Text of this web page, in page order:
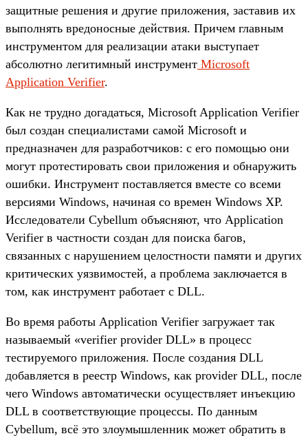
защитные решения и другие приложения, заставив их
выполнять вредоносные действия. Причем главным
инструментом для реализации атаки выступает
абсолютно легитимный инструмент Microsoft
Application Verifier.
Как не трудно догадаться, Microsoft Application Verifier
был создан специалистами самой Microsoft и
предназначен для разработчиков: с его помощью они
могут протестировать свои приложения и обнаружить
ошибки. Инструмент поставляется вместе со всеми
версиями Windows, начиная со времен Windows XP.
Исследователи Cybellum объясняют, что Application
Verifier в частности создан для поиска багов,
связанных с нарушением целостности памяти и других
критических уязвимостей, а проблема заключается в
том, как инструмент работает с DLL.
Во время работы Application Verifier загружает так
называемый «verifier provider DLL» в процесс
тестируемого приложения. После создания DLL
добавляется в реестр Windows, как provider DLL, после
чего Windows автоматически осуществляет инъекцию
DLL в соответствующие процессы. По данным
Cybellum, всё это злоумышленник может обратить в